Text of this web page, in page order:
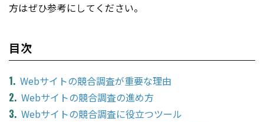
方はぜひ参考にしてください。
目次
Webサイトの競合調査が重要な理由
Webサイトの競合調査の進め方
Webサイトの競合調査に役立つツール